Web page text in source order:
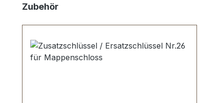
Skip product gallery
Zubehör